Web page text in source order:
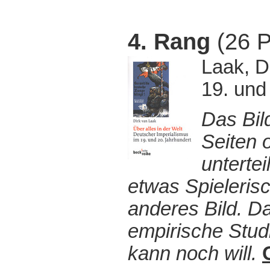
4. Rang (26
Laak,
19.
Das
Seiten
etwas
anderes Bild.
empirische
kann noch will.